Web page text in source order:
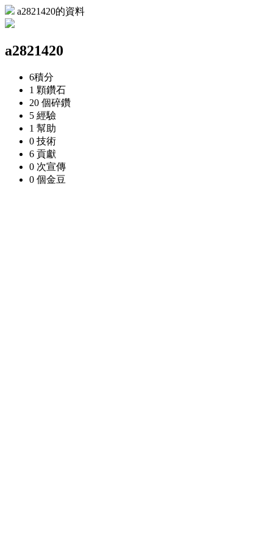
a2821420的資料
a2821420
6積分
1 顆鑽石
20 個碎鑽
5 經驗
1 幫助
0 技術
6 貢獻
0 次宣傳
0 個金豆